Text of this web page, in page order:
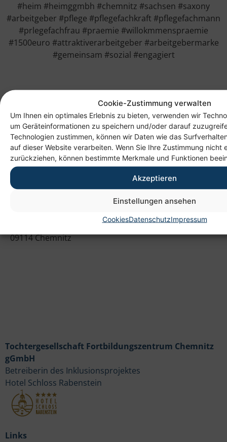
Cookie-Zustimmung verwalten
Um Ihnen ein optimales Erlebnis zu bieten, verwenden wir
um Geräteinformationen zu speichern und/oder darauf
Technologien zustimmen, können wir Daten wie das
auf dieser Website verarbeiten. Wenn Sie Ihre Zustimmung nicht
zurückziehen, können bestimmte Merkmale und Funktionen
Akzeptieren
Einstellungen ansehen
CookiesDatenschutzImpressum
#heim #heimggmbh #chemnitz #sachsen #saxony
#arbeitgeber #pflege #pflegefachkraft #pflegefachmann
#prlegefachfrau #praemie #willokmmenspraemie
#1500euro #attraktiverarbeitgeber #arbeitgebermarke
#gemeinsam #sozial #engagiert
Anschrift
09114 Chemnitz
Links
Tochtergesellschaft Fortbildungszentrum Chemnitz
gGmbH
Betreiberin des Inklusionsprojektes
Hotel Schloss Rabenstein